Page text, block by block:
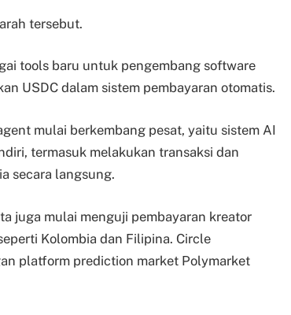
tersebut.
tools baru untuk pengembang software
USDC dalam sistem pembayaran otomatis.
mulai berkembang pesat, yaitu sistem AI
termasuk melakukan transaksi dan
secara langsung.
juga mulai menguji pembayaran kreator
Kolombia dan Filipina. Circle
platform prediction market Polymarket